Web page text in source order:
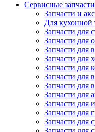
Сервисные запчасти
Запчасти и
Для кухонной
Запчасти для
Запчасти для
Запчасти для
Запчасти для
Запчасти для
Запчасти для
Запчасти для
Запчасти для
Запчасти для
Запчасти для
Запчасти